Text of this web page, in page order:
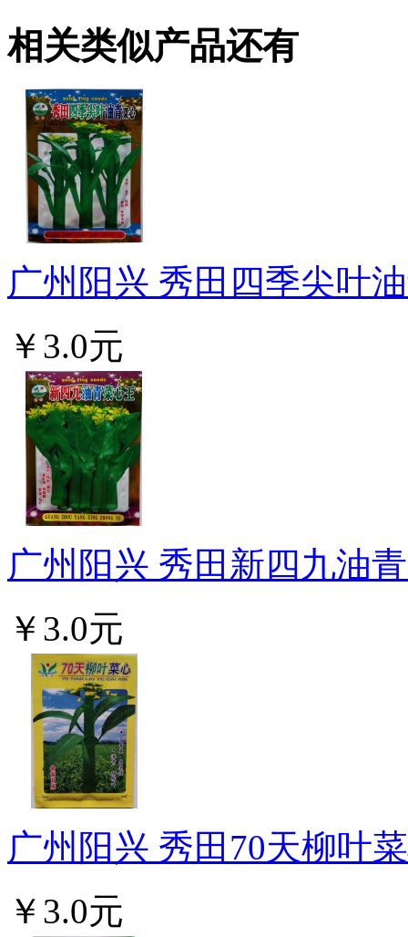
相关类似产品还有
广州阳兴 秀田四季尖叶
￥3.0元
广州阳兴 秀田新四九油
￥3.0元
广州阳兴 秀田70天柳叶
￥3.0元